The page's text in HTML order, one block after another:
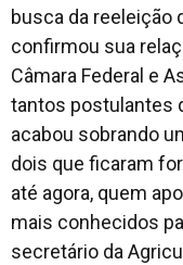
busca da reeleição
confirmou sua
Câmara Federal e
tantos postulantes
acabou sobrando
dois que ficaram
até agora, quem
mais conhecidos
secretário da